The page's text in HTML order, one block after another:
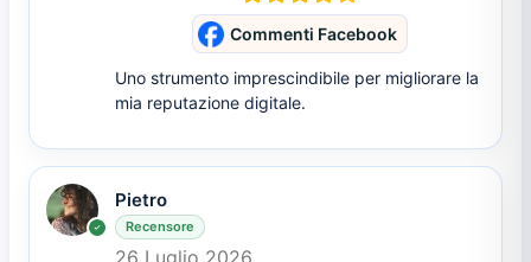
Commenti Facebook
Uno strumento imprescindibile per migliorare la
mia reputazione digitale.
Pietro
Recensore